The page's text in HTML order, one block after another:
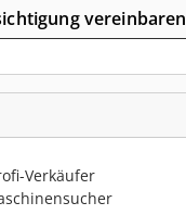
vereinbaren
Verkäufer